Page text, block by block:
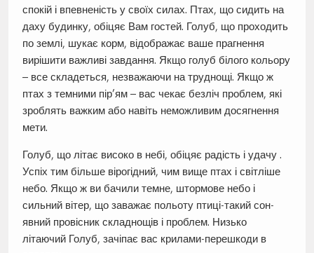
спокій і впевненість у своїх силах. Птах, що сидить на
даху будинку, обіцяє Вам гостей. Голуб, що проходить
по землі, шукає корм, відображає ваше прагнення
вирішити важливі завдання. Якщо голуб білого кольору
– все складеться, незважаючи на труднощі. Якщо ж
птах з темними пір’ям – вас чекає безліч проблем, які
зроблять важким або навіть неможливим досягнення
мети.
Голуб, що літає високо в небі, обіцяє радість і удачу .
Успіх тим більше вірогідний, чим вище птах і світліше
небо. Якщо ж ви бачили темне, штормове небо і
сильний вітер, що заважає польоту птиці-такий сон-
явний провісник складнощів і проблем. Низько
літаючий Голуб, зачіпає вас крилами-перешкоди в